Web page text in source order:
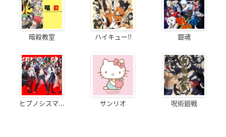
暗殺教室 ハイキュー!! 銀魂
ヒプノシスマ... サンリオ 呪術廻戦